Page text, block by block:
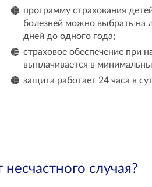
программу страхования
болезней можно выбрать на
дней до одного года;
страховое обеспечение при
выплачивается в
защита работает 24 часа в
случая?